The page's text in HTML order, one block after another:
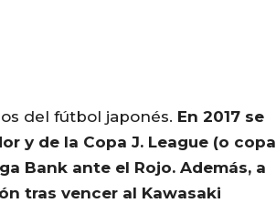
del fútbol japonés. En 2017 se
y de la Copa J. League (o copa
Bank ante el Rojo. Además, a
tras vencer al Kawasaki